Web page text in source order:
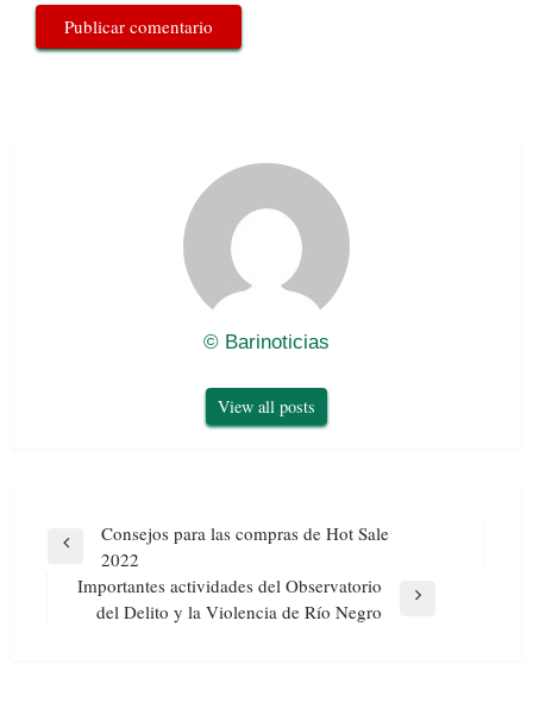
© Barinoticias
View all posts
Navegación
entradas
Previous
Consejos para las compras de Hot Sale
2022
Next
Importantes actividades del Observatorio
del Delito y la Violencia de Río Negro